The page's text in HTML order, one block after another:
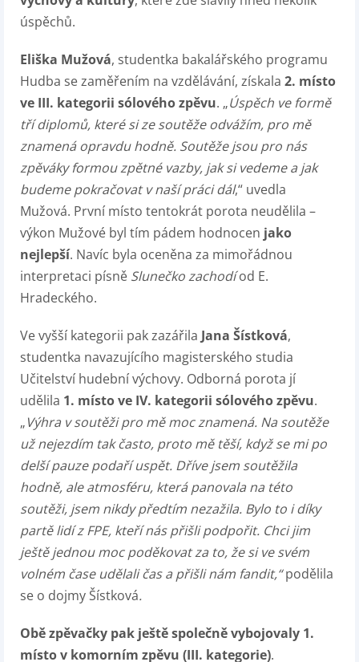
úspěchů.
Eliška Mužová, studentka bakalářského programu
Hudba se zaměřením na vzdělávání, získala 2. místo
ve III. kategorii sólového zpěvu. „Úspěch ve formě
tří diplomů, které si ze soutěže odvážím, pro mě
znamená opravdu hodně. Soutěže jsou pro nás
zpěváky formou zpětné vazby, jak si vedeme a jak
budeme pokračovat v naší práci dál,“ uvedla
Mužová. První místo tentokrát porota neudělila –
výkon Mužové byl tím pádem hodnocen jako
nejlepší. Navíc byla oceněna za mimořádnou
interpretaci písně Slunečko zachodíod E.
Hradeckého.
Ve vyšší kategorii pak zazářila Jana Šístková,
studentka navazujícího magisterského studia
Učitelství hudební výchovy. Odborná porota jí
udělila 1. místo ve IV. kategorii sólového zpěvu.
„Výhra v soutěži pro mě moc znamená. Na soutěže
už nejezdím tak často, proto mě těší, když se mi po
delší pauze podaří uspět. Dříve jsem soutěžila
hodně, ale atmosféru, která panovala na této
soutěži, jsem nikdy předtím nezažila. Bylo to i díky
partě lidí z FPE, kteří nás přišli podpořit. Chci jim
ještě jednou moc poděkovat za to, že si ve svém
volném čase udělali čas a přišli nám fandit,“podělila
se o dojmy Šístková.
Obě zpěvačky pak ještě společně vybojovaly 1.
místo v komorním zpěvu (III. kategorie).